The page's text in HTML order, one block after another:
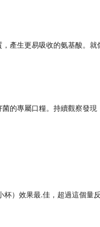
產生更易吸收的氨基酸。
的專屬口糧。持續觀察發
）效果最.佳，超過這個量